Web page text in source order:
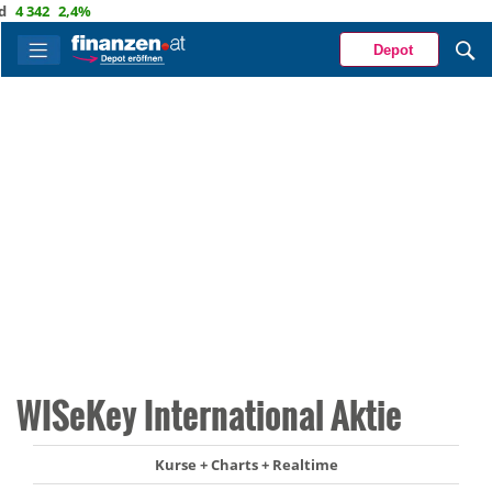
2,4%
Depot
WISeKey International Aktie
Kurse + Charts + Realtime